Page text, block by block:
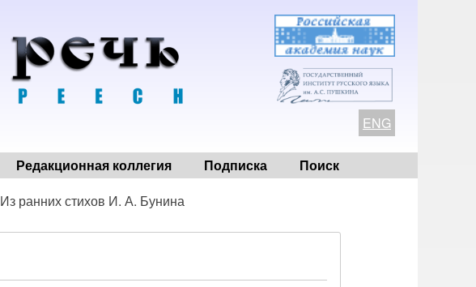
ENG
Редакционная коллегия Подписка Поиск
Из ранних стихов И. А. Бунина